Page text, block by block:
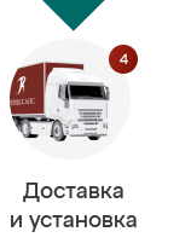
Доставка
и установка